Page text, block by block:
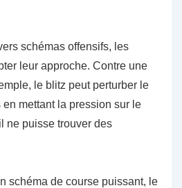
schémas offensifs, les
leur approche. Contre une
le blitz peut perturber le
mettant la pression sur le
ne puisse trouver des
schéma de course puissant, le